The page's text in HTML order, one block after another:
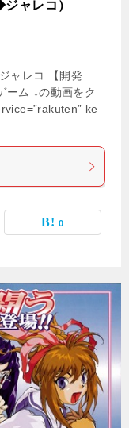
ャレコ）
ャレコ 【開発
ム ↓の動画をク
ke
0